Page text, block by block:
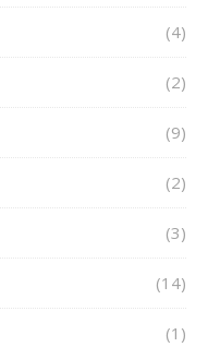
(4)
(2)
(9)
(2)
(3)
(14)
(1)